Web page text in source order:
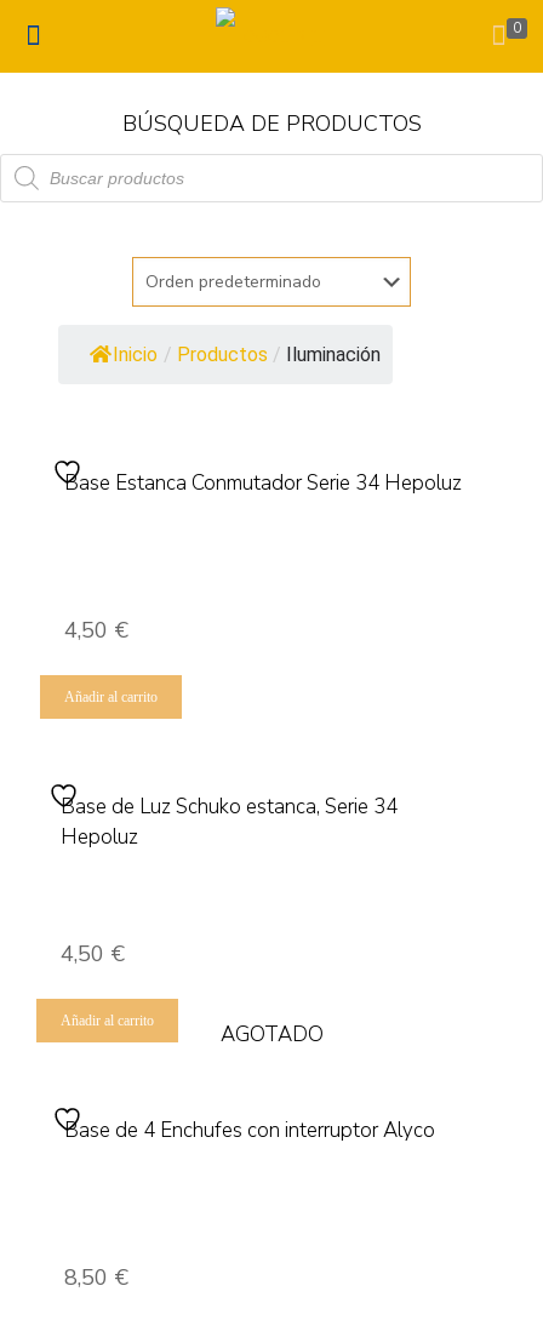
0
BÚSQUEDA DE PRODUCTOS
Búsqueda
de
productos
Inicio / Productos / Iluminación
Base Estanca Conmutador Serie 34 Hepoluz
4,50 €
Añadir al carrito
Base de Luz Schuko estanca, Serie 34
Hepoluz
4,50 €
Añadir al carrito AGOTADO
Base de 4 Enchufes con interruptor Alyco
8,50 €